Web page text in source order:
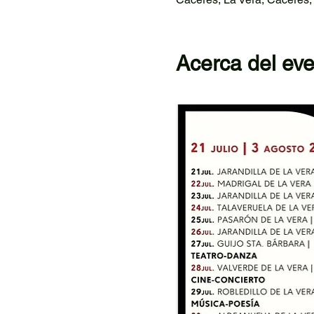
Acerca del